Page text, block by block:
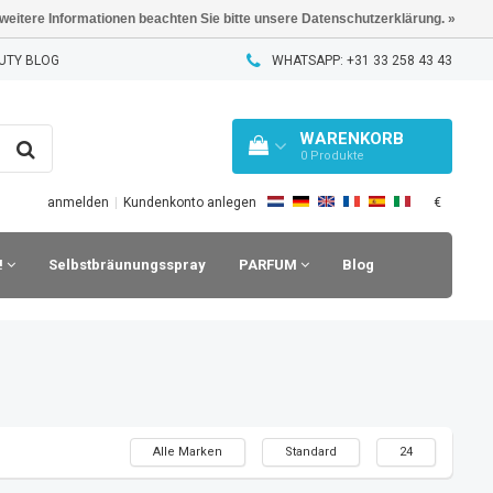
BLOG WHATSAPP: +31 33 258 43 43
WARENKORB
0 Produkte
anmelden Kundenkonto anlegen €
Selbstbräunungsspray PARFUM Blog
Alle Marken Standard 24
Informationen beachten Sie bitte unsere Datenschutzerklärung. »